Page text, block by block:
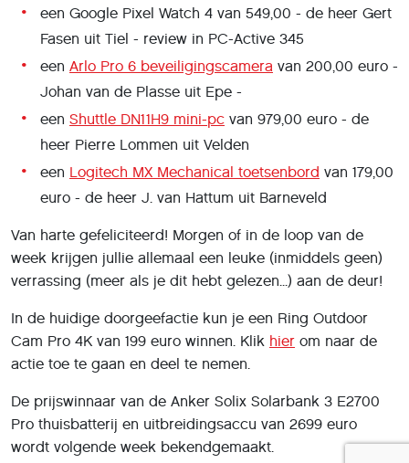
een Google Pixel Watch 4 van 549,00 - de heer Gert
Fasen uit Tiel - review in PC-Active 345
een Arlo Pro 6 beveiligingscamera van 200,00 euro -
Johan van de Plasse uit Epe -
een Shuttle DN11H9 mini-pc van 979,00 euro - de
heer Pierre Lommen uit Velden
een Logitech MX Mechanical toetsenbord van 179,00
euro - de heer J. van Hattum uit Barneveld
Van harte gefeliciteerd! Morgen of in de loop van de
week krijgen jullie allemaal een leuke (inmiddels geen)
verrassing (meer als je dit hebt gelezen...) aan de deur!
In de huidige doorgeefactie kun je een Ring Outdoor
Cam Pro 4K van 199 euro winnen. Klik hier om naar de
actie toe te gaan en deel te nemen.
De prijswinnaar van de Anker Solix Solarbank 3 E2700
Pro thuisbatterij en uitbreidingsaccu van 2699 euro
wordt volgende week bekendgemaakt.